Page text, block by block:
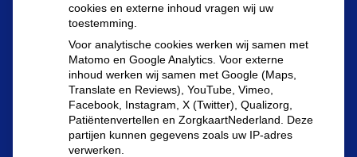
Patiëntenomgeving
cookies en externe inhoud vragen wij uw
toestemming.
Voor analytische cookies werken wij samen met
Matomo en Google Analytics. Voor externe
inhoud werken wij samen met Google (Maps,
Translate en Reviews), YouTube, Vimeo,
Facebook, Instagram, X (Twitter), Qualizorg,
Patiëntenvertellen en ZorgkaartNederland. Deze
partijen kunnen gegevens zoals uw IP-adres
verwerken.